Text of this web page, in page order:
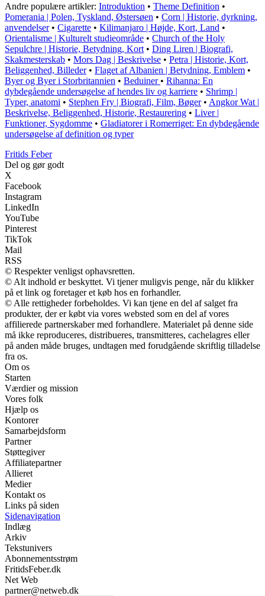
Andre populære artikler: Introduktion • Theme Definition •
Pomerania | Polen, Tyskland, Østersøen • Corn | Historie, dyrkning,
anvendelser• Cigarette • Kilimanjaro | Højde, Kort, Land •
Orientalisme | Kulturelt studieområde • Church of the Holy
Sepulchre | Historie, Betydning, Kort • Ding Liren | Biografi,
Skakmesterskab • Mors Dag | Beskrivelse • Petra | Historie, Kort,
Beliggenhed, Billeder• Flaget af Albanien | Betydning, Emblem •
Byer og Byer i Storbritannien • Beduiner • Rihanna: En
dybdegående undersøgelse af hendes liv og karriere • Shrimp |
Typer, anatomi • Stephen Fry | Biografi, Film, Bøger• Angkor Wat |
Beskrivelse, Beliggenhed, Historie, Restaurering • Liver |
Funktioner, Sygdomme • Gladiatorer i Romerriget: En dybdegående
undersøgelse af definition og typer
Fritids Feber
Del og gør godt
X
Facebook
Instagram
LinkedIn
YouTube
Pinterest
TikTok
Mail
RSS
© Respekter venligst ophavsretten.
© Alt indhold er beskyttet. Vi tjener muligvis penge, når du klikker
på et link og foretager et køb hos en forhandler.
© Alle rettigheder forbeholdes. Vi kan tjene en del af salget fra
produkter, der er købt via vores websted som en del af vores
affilierede partnerskaber med forhandlere. Materialet på denne side
må ikke reproduceres, distribueres, transmitteres, cachelagres eller
på anden måde bruges, undtagen med forudgående skriftlig tilladelse
fra os.
Om os
Starten
Værdier og mission
Vores folk
Hjælp os
Kontorer
Samarbejdsform
Partner
Støttegiver
Affiliatepartner
Allieret
Medier
Kontakt os
Links på siden
Sidenavigation
Indlæg
Arkiv
Tekstunivers
Abonnementsstrøm
FritidsFeber.dk
Net Web
partner@netweb.dk